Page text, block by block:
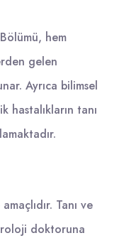
hem
gelen
Ayrıca bilimsel
hastalıkların tanı
Tanı ve
doktoruna